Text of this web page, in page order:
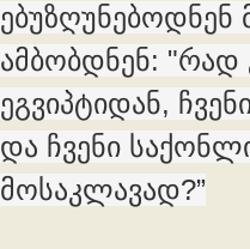
ებუზღუნებოდნენ
ამბობდნენ: "რად
ეგვიპტიდან,
და ჩვენი
მოსაკლავად?”